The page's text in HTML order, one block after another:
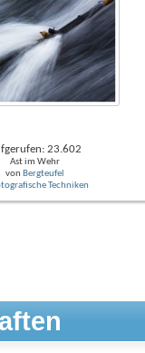
23.602
Ast im Wehr
von Bergteufel
Techniken